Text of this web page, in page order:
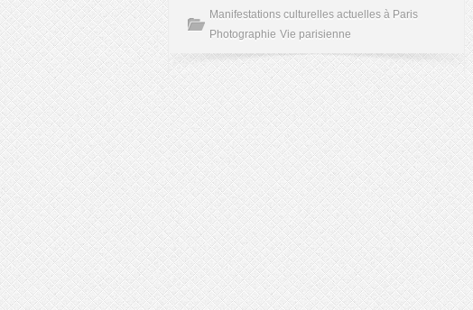
Manifestations culturelles actuelles à Paris
Photographie Vie parisienne